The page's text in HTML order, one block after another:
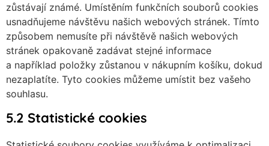
zůstávají známé. Umístěním funkčních souborů cookies
usnadňujeme návštěvu našich webových stránek. Tímto
způsobem nemusíte při návštěvě našich webových
stránek opakovaně zadávat stejné informace
a například položky zůstanou v nákupním košíku, dokud
nezaplatíte. Tyto cookies můžeme umístit bez vašeho
souhlasu.
5.2 Statistické cookies